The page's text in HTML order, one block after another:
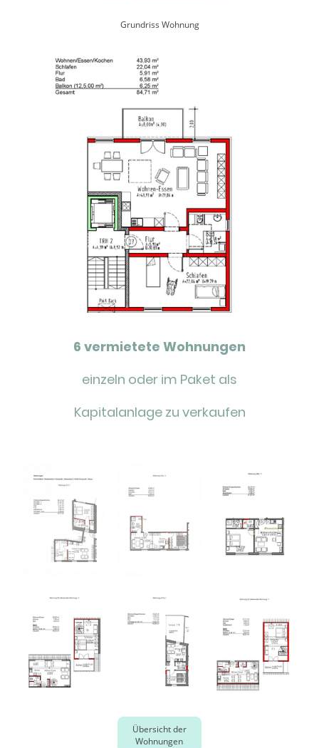
Grundriss Wohnung
6 vermietete Wohnungen
einzeln oder im Paket als
Kapitalanlage zu verkaufen
Übersicht der
Wohnungen